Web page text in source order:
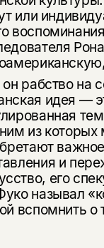
или
рабство на
идея —
из
и
его
называл
вспомнить